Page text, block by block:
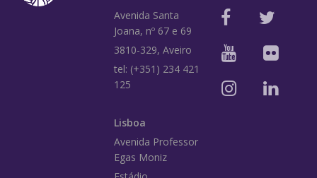
Avenida Santa
Joana, nº 67 e 69
3810-329, Aveiro
tel: (+351) 234 421
125
Lisboa
Avenida Professor
Egas Moniz